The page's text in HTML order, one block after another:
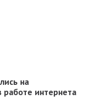
на
интернета